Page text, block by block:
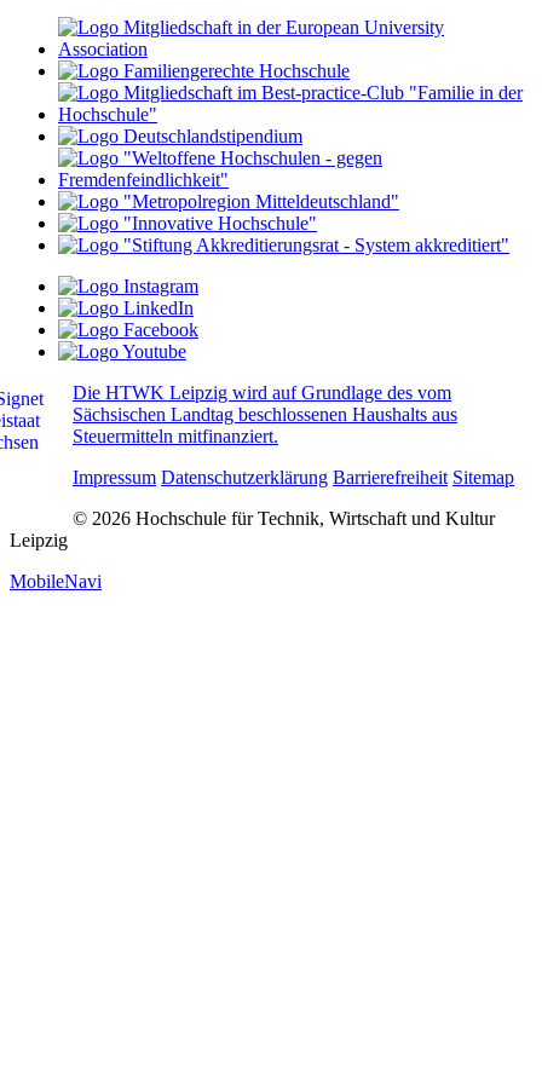
Die HTWK Leipzig wird auf Grundlage des vom
Sächsischen Landtag beschlossenen Haushalts aus
Steuermitteln mitfinanziert.
Impressum Datenschutzerklärung Barrierefreiheit Sitemap
© 2026 Hochschule für Technik, Wirtschaft und Kultur
Leipzig
MobileNavi